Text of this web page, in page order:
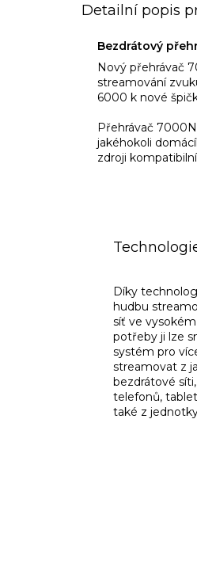
Detailní popis
Bezdrátový
Nový přehrávač
streamování
6000 k nové
Přehrávač
jakéhokoli
zdroji
Díky
hudbu
síť ve
potřeby ji lze
systém pro
streamovat z
bezdrátové
telefonů,
také z